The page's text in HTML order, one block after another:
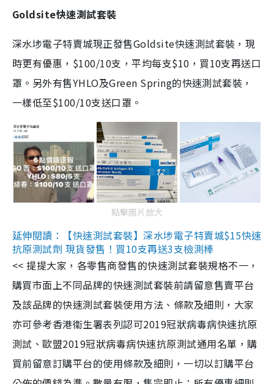
Goldsite快速測試套裝
深水埗電子特賣城現正發售Goldsite快速測試套裝，現
時更有優惠，$100/10支，平均每支$10，買10支再送口
罩。另外有售YHLO及Green Spring的快速測試套裝，
一樣低至$100/10支送口罩。
點擊圖片放大
延伸閱讀：【快速測試套裝】深水埗電子特賣城$15快速
抗原測試劑 現貨發售！買10支再送3支檢測棒
<< 提提大家，各零售商發售的快速測試套裝規格不一，
購買市面上不同品牌的快速測試套裝前請留意售賣平台
及該品牌的快速測試套裝使用方法、條款及細則，大家
亦可參考香港衞生署表列認可2019冠狀病毒病快速抗原
測試、歐盟2019冠狀病毒病快速抗原測試通用名單，購
買前留意訂購平台的使用條款及細則，一切以訂購平台